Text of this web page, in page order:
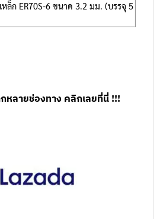
หล็ก ER70S-6 ขนาด 3.2 มม. (บรรจุ 5
หลายช่องทาง คลิกเลยที่นี่ !!!